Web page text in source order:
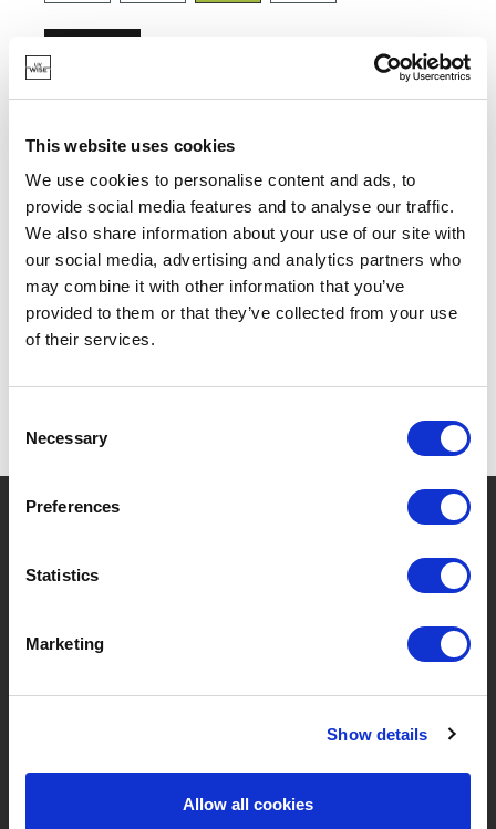
This website uses cookies
We use cookies to personalise content and ads, to
provide social media features and to analyse our traffic.
We also share information about your use of our site with
our social media, advertising and analytics partners who
may combine it with other information that you’ve
provided to them or that they’ve collected from your use
of their services.
Selection
Necessary
Preferences
Statistics
Marketing
Show details
Allow all cookies
VORRÄTIG
LEICHT UND PRAKTISCH.
SPEZIFIKATIONEN
? Brauchen Sie Hilfe?
Unser Team